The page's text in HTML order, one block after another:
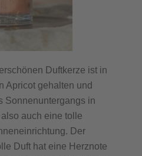
Duftkerze ist in
Apricot gehalten und
Sonnenuntergangs in
auch eine tolle
Der
Duft hat eine Herznote